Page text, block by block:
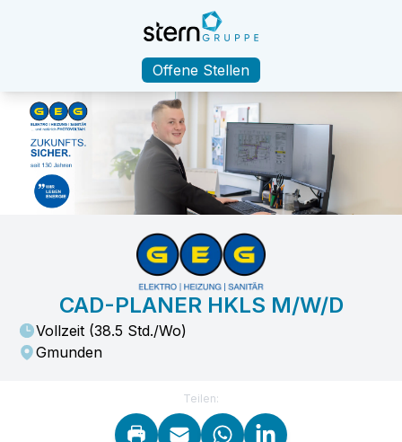
Offene Stellen
CAD-PLANER HKLS M/W/D
Vollzeit (38.5 Std./Wo)
Gmunden
Teilen: